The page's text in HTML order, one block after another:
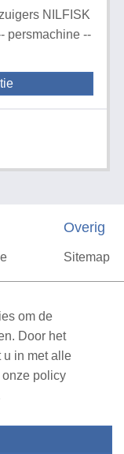
NILFISK
persmachine --
Overig
Sitemap
(NAD-WEB-1)
om de
Door het
u in met alle
policy